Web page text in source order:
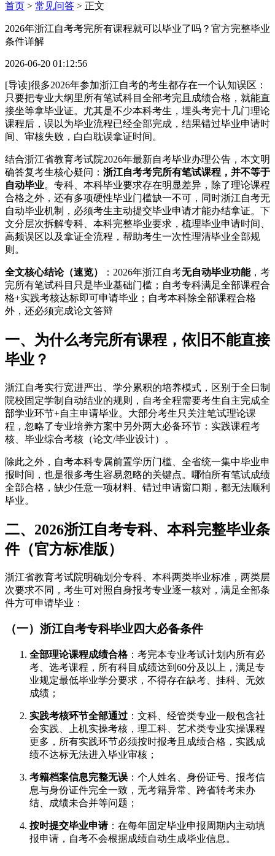
首页 > 常见问答 > 正文
2026年浙江自考考完所有课程就可以毕业了吗？官方完整毕业
条件详解
2026-06-20 01:12:56
[导读]很多2026年参加浙江自考的考生都存在一个认知误区：
只要把专业大纲里所有笔试科目全部考完且成绩合格，就能直
接坐等拿毕业证。尤其是不少本科考生，埋头考完十几门理论
课程后，误以为毕业流程已经全部完成，结果错过毕业申请时
间、审核失败，白白耽误拿证时间。
结合浙江省教育考试院2026年最新自考毕业办理公告，本文明
确答复考生核心疑问： 浙江自考考完所有笔试课程，并不等于
自动毕业。专科、本科毕业要求存在明显差异，除了理论课程
合格之外，还有多项硬性毕业门槛缺一不可，同时浙江自考无
自动毕业机制，必须考生主动提交毕业申请才能办结拿证。下
文分层次拆解专科、本科完整毕业要求，梳理毕业申请时间、
高频误区以及拿证全流程，帮助考生一次性理清毕业全部规
则。
全文核心结论（速览） ：2026年浙江自考无自动毕业功能，考
完所有笔试科目只是毕业基础门槛；自考专科满足全部课程合
格+实践考核达标即可申请毕业；自考本科除全部课程合格
外，还必须完成论文答辩
一、为什么考完所有课程，依旧不能直接
毕业？
浙江自考实行宽进严出、学分累积的培养模式，区别于全日制
院校固定学制自动结业的规则，自考全程需要考生自主完成全
部学业环节+自主申请毕业。大部分考生只关注笔试理论课
程，忽略了专业培养方案中另外两大必备环节：实践课程考
核、毕业综合考核（论文/毕业设计）。
除此之外，自考本科专属前置学历门槛、全省统一集中毕业申
报时间，也是很多考生容易忽略的关键点。哪怕所有笔试成绩
全部合格，缺少任意一项材料、错过申请窗口期，都无法顺利
毕业。
二、2026浙江自考专科、本科完整毕业条
件（官方标准版）
浙江省教育考试院明确划分专科、本科两类毕业标准，两类层
次要求不同，考生可对照自身报考专业逐一核对，满足全部条
件方可申请毕业：
（一）浙江自考专科毕业四大必备条件
全部理论课程成绩合格：考完本专业考试计划内所有必
考、选考课程，所有科目成绩达到60分及以上，满足专
业规定最低毕业学分要求，不得存在缺考、挂科、无效
成绩；
实践考核环节全部通过 ：文科、经管类专业一般包含社
会实践、上机实操考核，理工科、艺术类专业实操课程
更多，所有实践环节必须按时报考且成绩合格，实践成
绩不达标无法进入毕业审核；
考籍档案信息完整无误 ：个人姓名、身份证号、报考信
息与身份证件完全一致，无考籍异常、跨省转考未办
结、成绩未合并等问题；
按时提交毕业申请：在每年固定毕业申报周期内主动填
报申请，自考不会根据成绩自动生成毕业信息。